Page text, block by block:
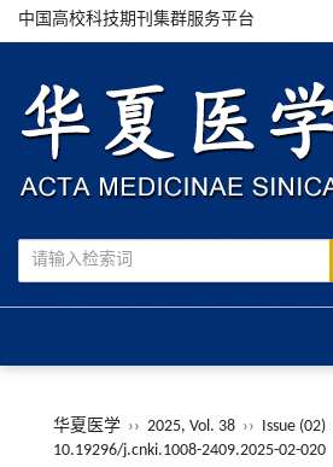
中国高校科技期刊集群服务平台
华夏医学 ›› 2025, Vol. 38 ›› Issue (02)
10.19296/j.cnki.1008-2409.2025-02-020